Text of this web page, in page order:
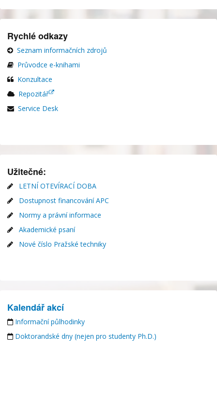
Rychlé odkazy
Seznam informačních zdrojů
Průvodce e-knihami
Konzultace
Repozitář
Service Desk
Užitečné:
LETNÍ OTEVÍRACÍ DOBA
Dostupnost financování APC
Normy a právní informace
Akademické psaní
Nové číslo Pražské techniky
Kalendář akcí
Informační půlhodinky
Doktorandské dny (nejen pro studenty Ph.D.)